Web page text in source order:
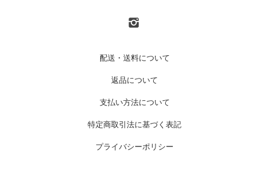
配送・送料について
返品について
支払い方法について
特定商取引法に基づく表記
プライバシーポリシー